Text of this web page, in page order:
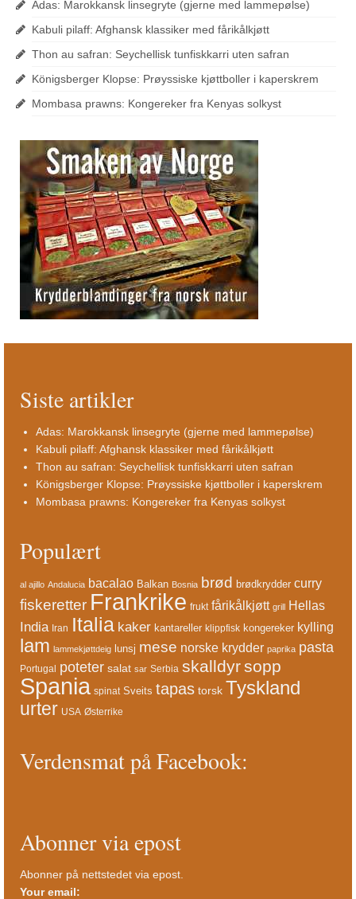
Adas: Marokkansk linsegryte (gjerne med lammepølse)
Kabuli pilaff: Afghansk klassiker med fårikålkjøtt
Thon au safran: Seychellisk tunfiskkarri uten safran
Königsberger Klopse: Prøyssiske kjøttboller i kaperskrem
Mombasa prawns: Kongereker fra Kenyas solkyst
Siste artikler
Adas: Marokkansk linsegryte (gjerne med lammepølse)
Kabuli pilaff: Afghansk klassiker med fårikålkjøtt
Thon au safran: Seychellisk tunfiskkarri uten safran
Königsberger Klopse: Prøyssiske kjøttboller i kaperskrem
Mombasa prawns: Kongereker fra Kenyas solkyst
Populært
al ajillo Andalucia bacalao Balkan Bosnia brød brødkrydder curry
fiskeretter Frankrike frukt fårikålkjøtt grill Hellas
India Iran Italia kaker kantareller klippfisk kongereker kylling
lam lammekjøttdeig lunsj mese norske krydder paprika pasta
Portugal poteter salat sar Serbia skalldyrsopp
Spania spinat Sveits tapas torsk Tyskland
urter USA Østerrike
Verdensmat på Facebook:
Abonner via epost
Abonner på nettstedet via epost.
Your email: